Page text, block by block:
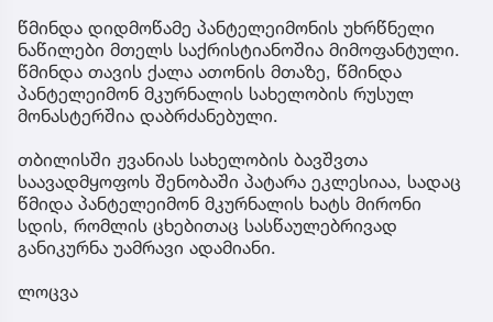
წმინდა დიდმოწამე პანტელეიმონის უხრწნელი
ნაწილები მთელს საქრისტიანოშია მიმოფანტული.
წმინდა თავის ქალა ათონის მთაზე, წმინდა
პანტელეიმონ მკურნალის სახელობის რუსულ
მონასტერშია დაბრძანებული.
თბილისში ჟვანიას სახელობის ბავშვთა
საავადმყოფოს შენობაში პატარა ეკლესიაა, სადაც
წმიდა პანტელეიმონ მკურნალის ხატს მირონი
სდის, რომლის ცხებითაც სასწაულებრივად
განიკურნა უამრავი ადამიანი.
ლოცვა